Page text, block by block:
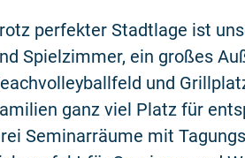
perfekter Stadtlage ist
Spielzimmer, ein großes
und
ganz viel Platz für
Seminarräume mit